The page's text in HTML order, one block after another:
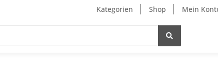
Kategorien Shop Mein